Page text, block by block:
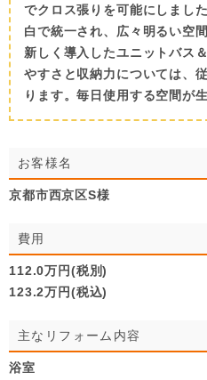
でクロス張りを可能にしまし
白で統一され、広々明るい空
新しく導入したユニットバス
やすさと収納力については、
ります。毎日使用する空間が
お客様名
京都市西京区S様
費用
112.0万円(税別)
123.2万円(税込)
主なリフォーム内容
浴室